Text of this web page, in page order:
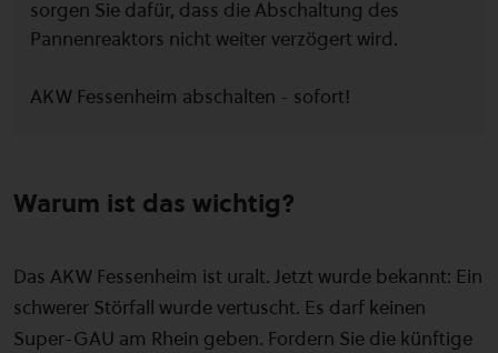
sorgen Sie dafür, dass die Abschaltung des
Pannenreaktors nicht weiter verzögert wird.
AKW Fessenheim abschalten - sofort!
Warum ist das wichtig?
Das AKW Fessenheim ist uralt. Jetzt wurde bekannt: Ein
schwerer Störfall wurde vertuscht. Es darf keinen
Super-GAU am Rhein geben. Fordern Sie die künftige